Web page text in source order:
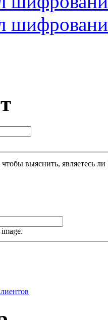
Вы человеком или представляете из себя робота